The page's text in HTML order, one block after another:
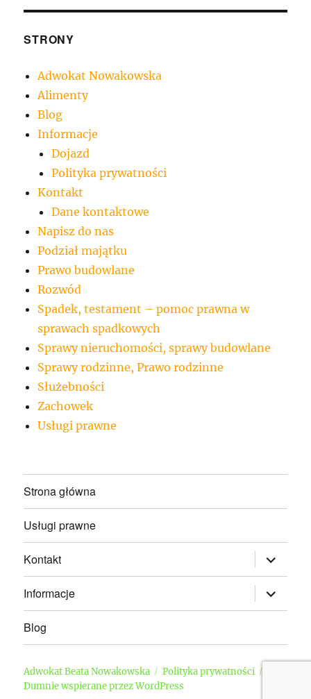
STRONY
Adwokat Nowakowska
Alimenty
Blog
Informacje
Dojazd
Polityka prywatności
Kontakt
Dane kontaktowe
Napisz do nas
Podział majątku
Prawo budowlane
Rozwód
Spadek, testament – pomoc prawna w
sprawach spadkowych
Sprawy nieruchomości, sprawy budowlane
Sprawy rodzinne, Prawo rodzinne
Służebności
Zachowek
Usługi prawne
Strona główna
Usługi prawne
Kontakt rozwiń
menu
potomne
Informacje
rozwiń
menu
potomne
Blog
Adwokat Beata Nowakowska
Polityka prywatności
Dumnie wspierane przez WordPress